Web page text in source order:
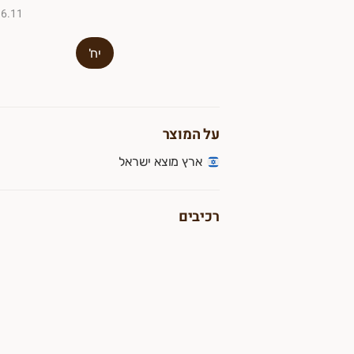
₪6.11 ל-
יח'
על המוצר
ארץ מוצא ישראל
רכיבים